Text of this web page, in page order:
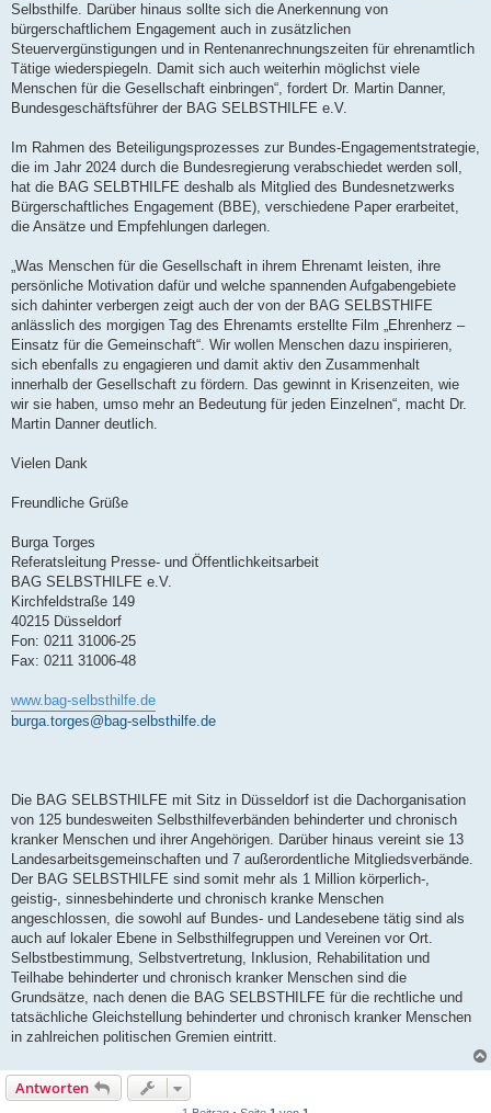
Selbsthilfe. Darüber hinaus sollte sich die Anerkennung von
bürgerschaftlichem Engagement auch in zusätzlichen
Steuervergünstigungen und in Rentenanrechnungszeiten für ehrenamtlich
Tätige wiederspiegeln. Damit sich auch weiterhin möglichst viele
Menschen für die Gesellschaft einbringen“, fordert Dr. Martin Danner,
Bundesgeschäftsführer der BAG SELBSTHILFE e.V.
Im Rahmen des Beteiligungsprozesses zur Bundes-Engagementstrategie,
die im Jahr 2024 durch die Bundesregierung verabschiedet werden soll,
hat die BAG SELBTHILFE deshalb als Mitglied des Bundesnetzwerks
Bürgerschaftliches Engagement (BBE), verschiedene Paper erarbeitet,
die Ansätze und Empfehlungen darlegen.
„Was Menschen für die Gesellschaft in ihrem Ehrenamt leisten, ihre
persönliche Motivation dafür und welche spannenden Aufgabengebiete
sich dahinter verbergen zeigt auch der von der BAG SELBSTHIFE
anlässlich des morgigen Tag des Ehrenamts erstellte Film „Ehrenherz –
Einsatz für die Gemeinschaft“. Wir wollen Menschen dazu inspirieren,
sich ebenfalls zu engagieren und damit aktiv den Zusammenhalt
innerhalb der Gesellschaft zu fördern. Das gewinnt in Krisenzeiten, wie
wir sie haben, umso mehr an Bedeutung für jeden Einzelnen“, macht Dr.
Martin Danner deutlich.
Vielen Dank
Freundliche Grüße
Burga Torges
Referatsleitung Presse- und Öffentlichkeitsarbeit
BAG SELBSTHILFE e.V.
Kirchfeldstraße 149
40215 Düsseldorf
Fon: 0211 31006-25
Fax: 0211 31006-48
www.bag-selbsthilfe.de
burga.torges@bag-selbsthilfe.de
Die BAG SELBSTHILFE mit Sitz in Düsseldorf ist die Dachorganisation
von 125 bundesweiten Selbsthilfeverbänden behinderter und chronisch
kranker Menschen und ihrer Angehörigen. Darüber hinaus vereint sie 13
Landesarbeitsgemeinschaften und 7 außerordentliche Mitgliedsverbände.
Der BAG SELBSTHILFE sind somit mehr als 1 Million körperlich-,
geistig-, sinnesbehinderte und chronisch kranke Menschen
angeschlossen, die sowohl auf Bundes- und Landesebene tätig sind als
auch auf lokaler Ebene in Selbsthilfegruppen und Vereinen vor Ort.
Selbstbestimmung, Selbstvertretung, Inklusion, Rehabilitation und
Teilhabe behinderter und chronisch kranker Menschen sind die
Grundsätze, nach denen die BAG SELBSTHILFE für die rechtliche und
tatsächliche Gleichstellung behinderter und chronisch kranker Menschen
in zahlreichen politischen Gremien eintritt.
Antworten